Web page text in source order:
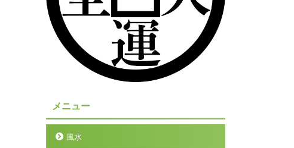
メニュー
風水